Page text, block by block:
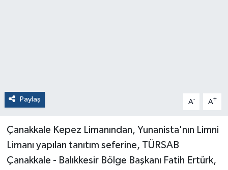
Paylaş A- A+
Çanakkale Kepez Limanından, Yunanista'nın Limni
Limanı yapılan tanıtım seferine, TÜRSAB
Çanakkale - Balıkkesir Bölge Başkanı Fatih Ertürk,